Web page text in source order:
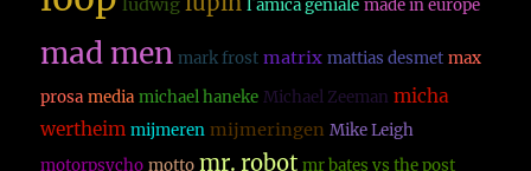
ludwig l´amica geniale made in europe
mad men mark frost matrix mattias desmet max
prosa media michael haneke Michael Zeeman micha
wertheim mijmeren mijmeringen Mike Leigh
motorpsycho motto mr. robot mr bates vs the post